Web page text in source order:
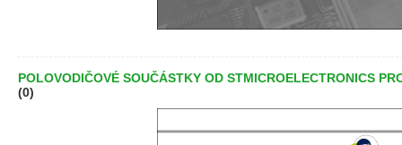
POLOVODIČOVÉ SOUČÁSTKY OD STMICROELECTRONICS
(0)